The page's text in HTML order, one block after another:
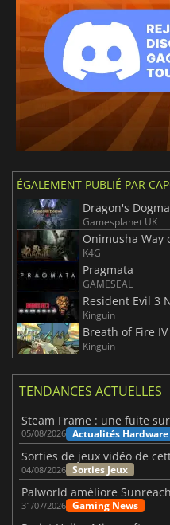
ÉGALEMENT PUBLIÉ PAR
Dragon's
Gamesplanet UK
Onimusha Way
K4G
Pragmata
GAMESEAL
Resident Evil 3
Kinguin
Breath of Fire IV
Kinguin
TENDANCES ACTUELLES
05/08/2026 Actualités Hardware
04/08/2026 Sorties Jeux
Palworld améliore
31/07/2026 Gaming News